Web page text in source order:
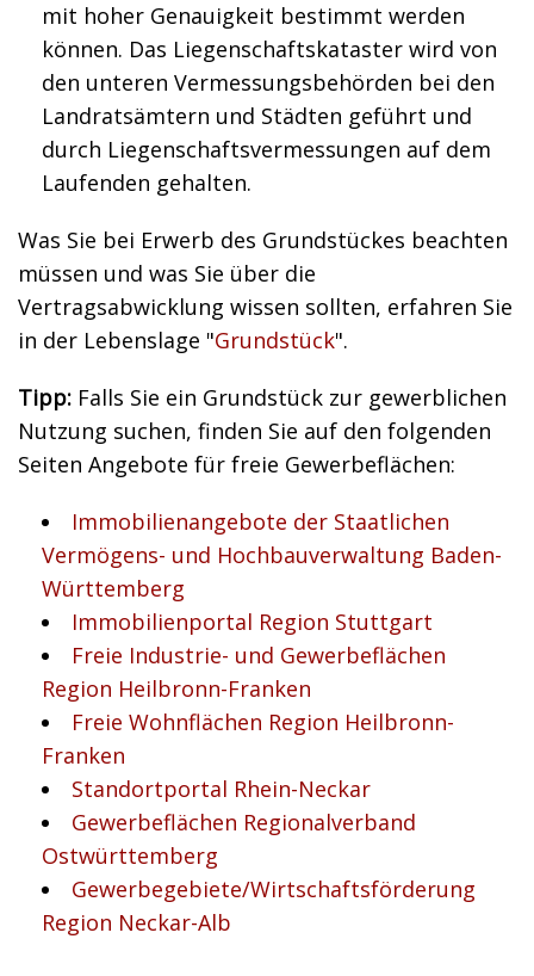
mit hoher Genauigkeit bestimmt werden
können. Das Liegenschaftskataster wird von
den unteren Vermessungsbehörden bei den
Landratsämtern und Städten geführt und
durch Liegenschaftsvermessungen auf dem
Laufenden gehalten.
Was Sie bei Erwerb des Grundstückes beachten
müssen und was Sie über die
Vertragsabwicklung wissen sollten, erfahren Sie
in der Lebenslage "Grundstück".
Tipp: Falls Sie ein Grundstück zur gewerblichen
Nutzung suchen, finden Sie auf den folgenden
Seiten Angebote für freie Gewerbeflächen:
Immobilienangebote der Staatlichen
Vermögens- und Hochbauverwaltung Baden-
Württemberg
Immobilienportal Region Stuttgart
Freie Industrie- und Gewerbeflächen
Region Heilbronn-Franken
Freie Wohnflächen Region Heilbronn-
Franken
Standortportal Rhein-Neckar
Gewerbeflächen Regionalverband
Ostwürttemberg
Gewerbegebiete/Wirtschaftsförderung
Region Neckar-Alb